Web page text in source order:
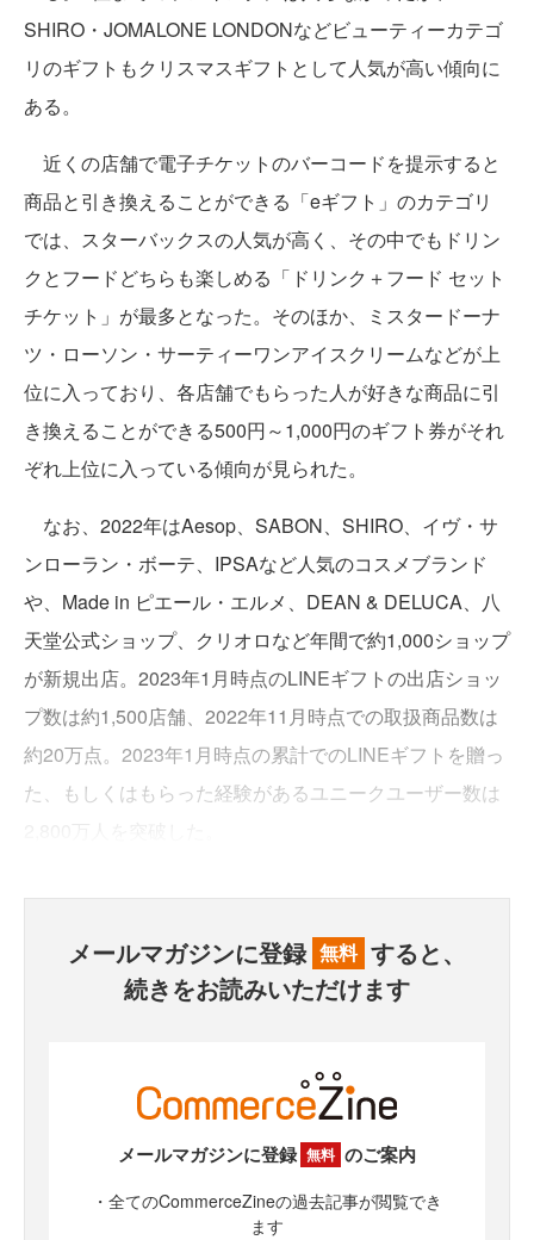
SHIRO・JOMALONE LONDONなどビューティーカテゴ
リのギフトもクリスマスギフトとして人気が高い傾向に
ある。
近くの店舗で電子チケットのバーコードを提示すると
商品と引き換えることができる「eギフト」のカテゴリ
では、スターバックスの人気が高く、その中でもドリン
クとフードどちらも楽しめる「ドリンク＋フード セット
チケット」が最多となった。そのほか、ミスタードーナ
ツ・ローソン・サーティーワンアイスクリームなどが上
位に入っており、各店舗でもらった人が好きな商品に引
き換えることができる500円～1,000円のギフト券がそれ
ぞれ上位に入っている傾向が見られた。
なお、2022年はAesop、SABON、SHIRO、イヴ・サ
ンローラン・ボーテ、IPSAなど人気のコスメブランド
や、Made in ピエール・エルメ、DEAN & DELUCA、八
天堂公式ショップ、クリオロなど年間で約1,000ショップ
が新規出店。2023年1月時点のLINEギフトの出店ショッ
プ数は約1,500店舗、2022年11月時点での取扱商品数は
約20万点。2023年1月時点の累計でのLINEギフトを贈っ
た、もしくはもらった経験があるユニークユーザー数は
メールマガジンに登録 無料 すると、
続きをお読みいただけます
メールマガジンに登録 無料 のご案内
・全てのCommerceZineの過去記事が閲覧でき
ます